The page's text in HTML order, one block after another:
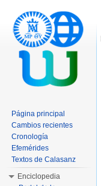
Página principal
Cambios recientes
Cronología
Efemérides
Textos de Calasanz
Enciclopedia